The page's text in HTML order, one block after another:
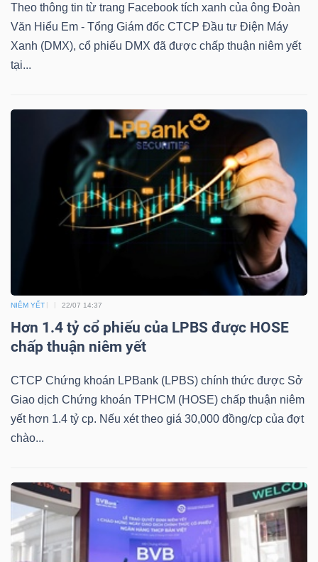
Theo thông tin từ trang Facebook tích xanh của ông Đoàn
Văn Hiểu Em - Tổng Giám đốc CTCP Đầu tư Điện Máy
Xanh (DMX), cổ phiếu DMX đã được chấp thuận niêm yết
tại...
NIÊM YẾT 22/07 14:37
Hơn 1.4 tỷ cổ phiếu của LPBS được HOSE
chấp thuận niêm yết
CTCP Chứng khoán LPBank (LPBS) chính thức được Sở
Giao dịch Chứng khoán TPHCM (HOSE) chấp thuận niêm
yết hơn 1.4 tỷ cp. Nếu xét theo giá 30,000 đồng/cp của đợt
chào...
TIỆN
ÍCH
BẤT
ĐỘNG
SẢN